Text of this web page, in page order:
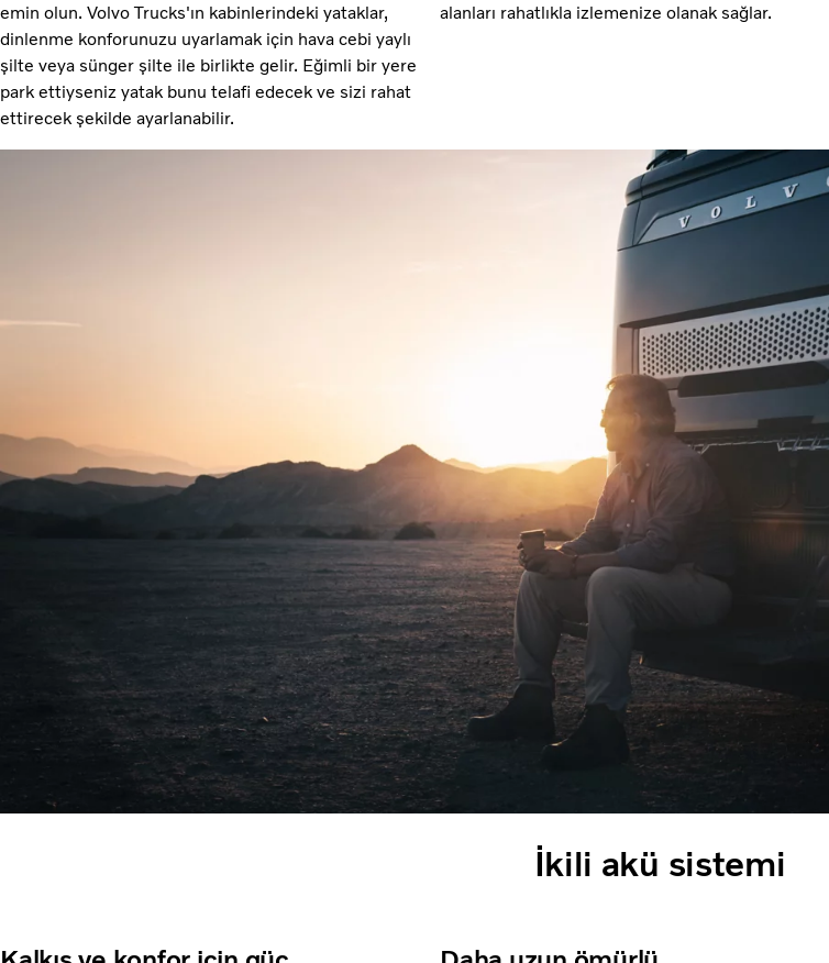
emin olun. Volvo Trucks'ın kabinlerindeki yataklar,
dinlenme konforunuzu uyarlamak için hava cebi yaylı
şilte veya sünger şilte ile birlikte gelir. Eğimli bir yere
park ettiyseniz yatak bunu telafi edecek ve sizi rahat
ettirecek şekilde ayarlanabilir.
alanları rahatlıkla izlemenize olanak sağlar.
İkili akü sistemi